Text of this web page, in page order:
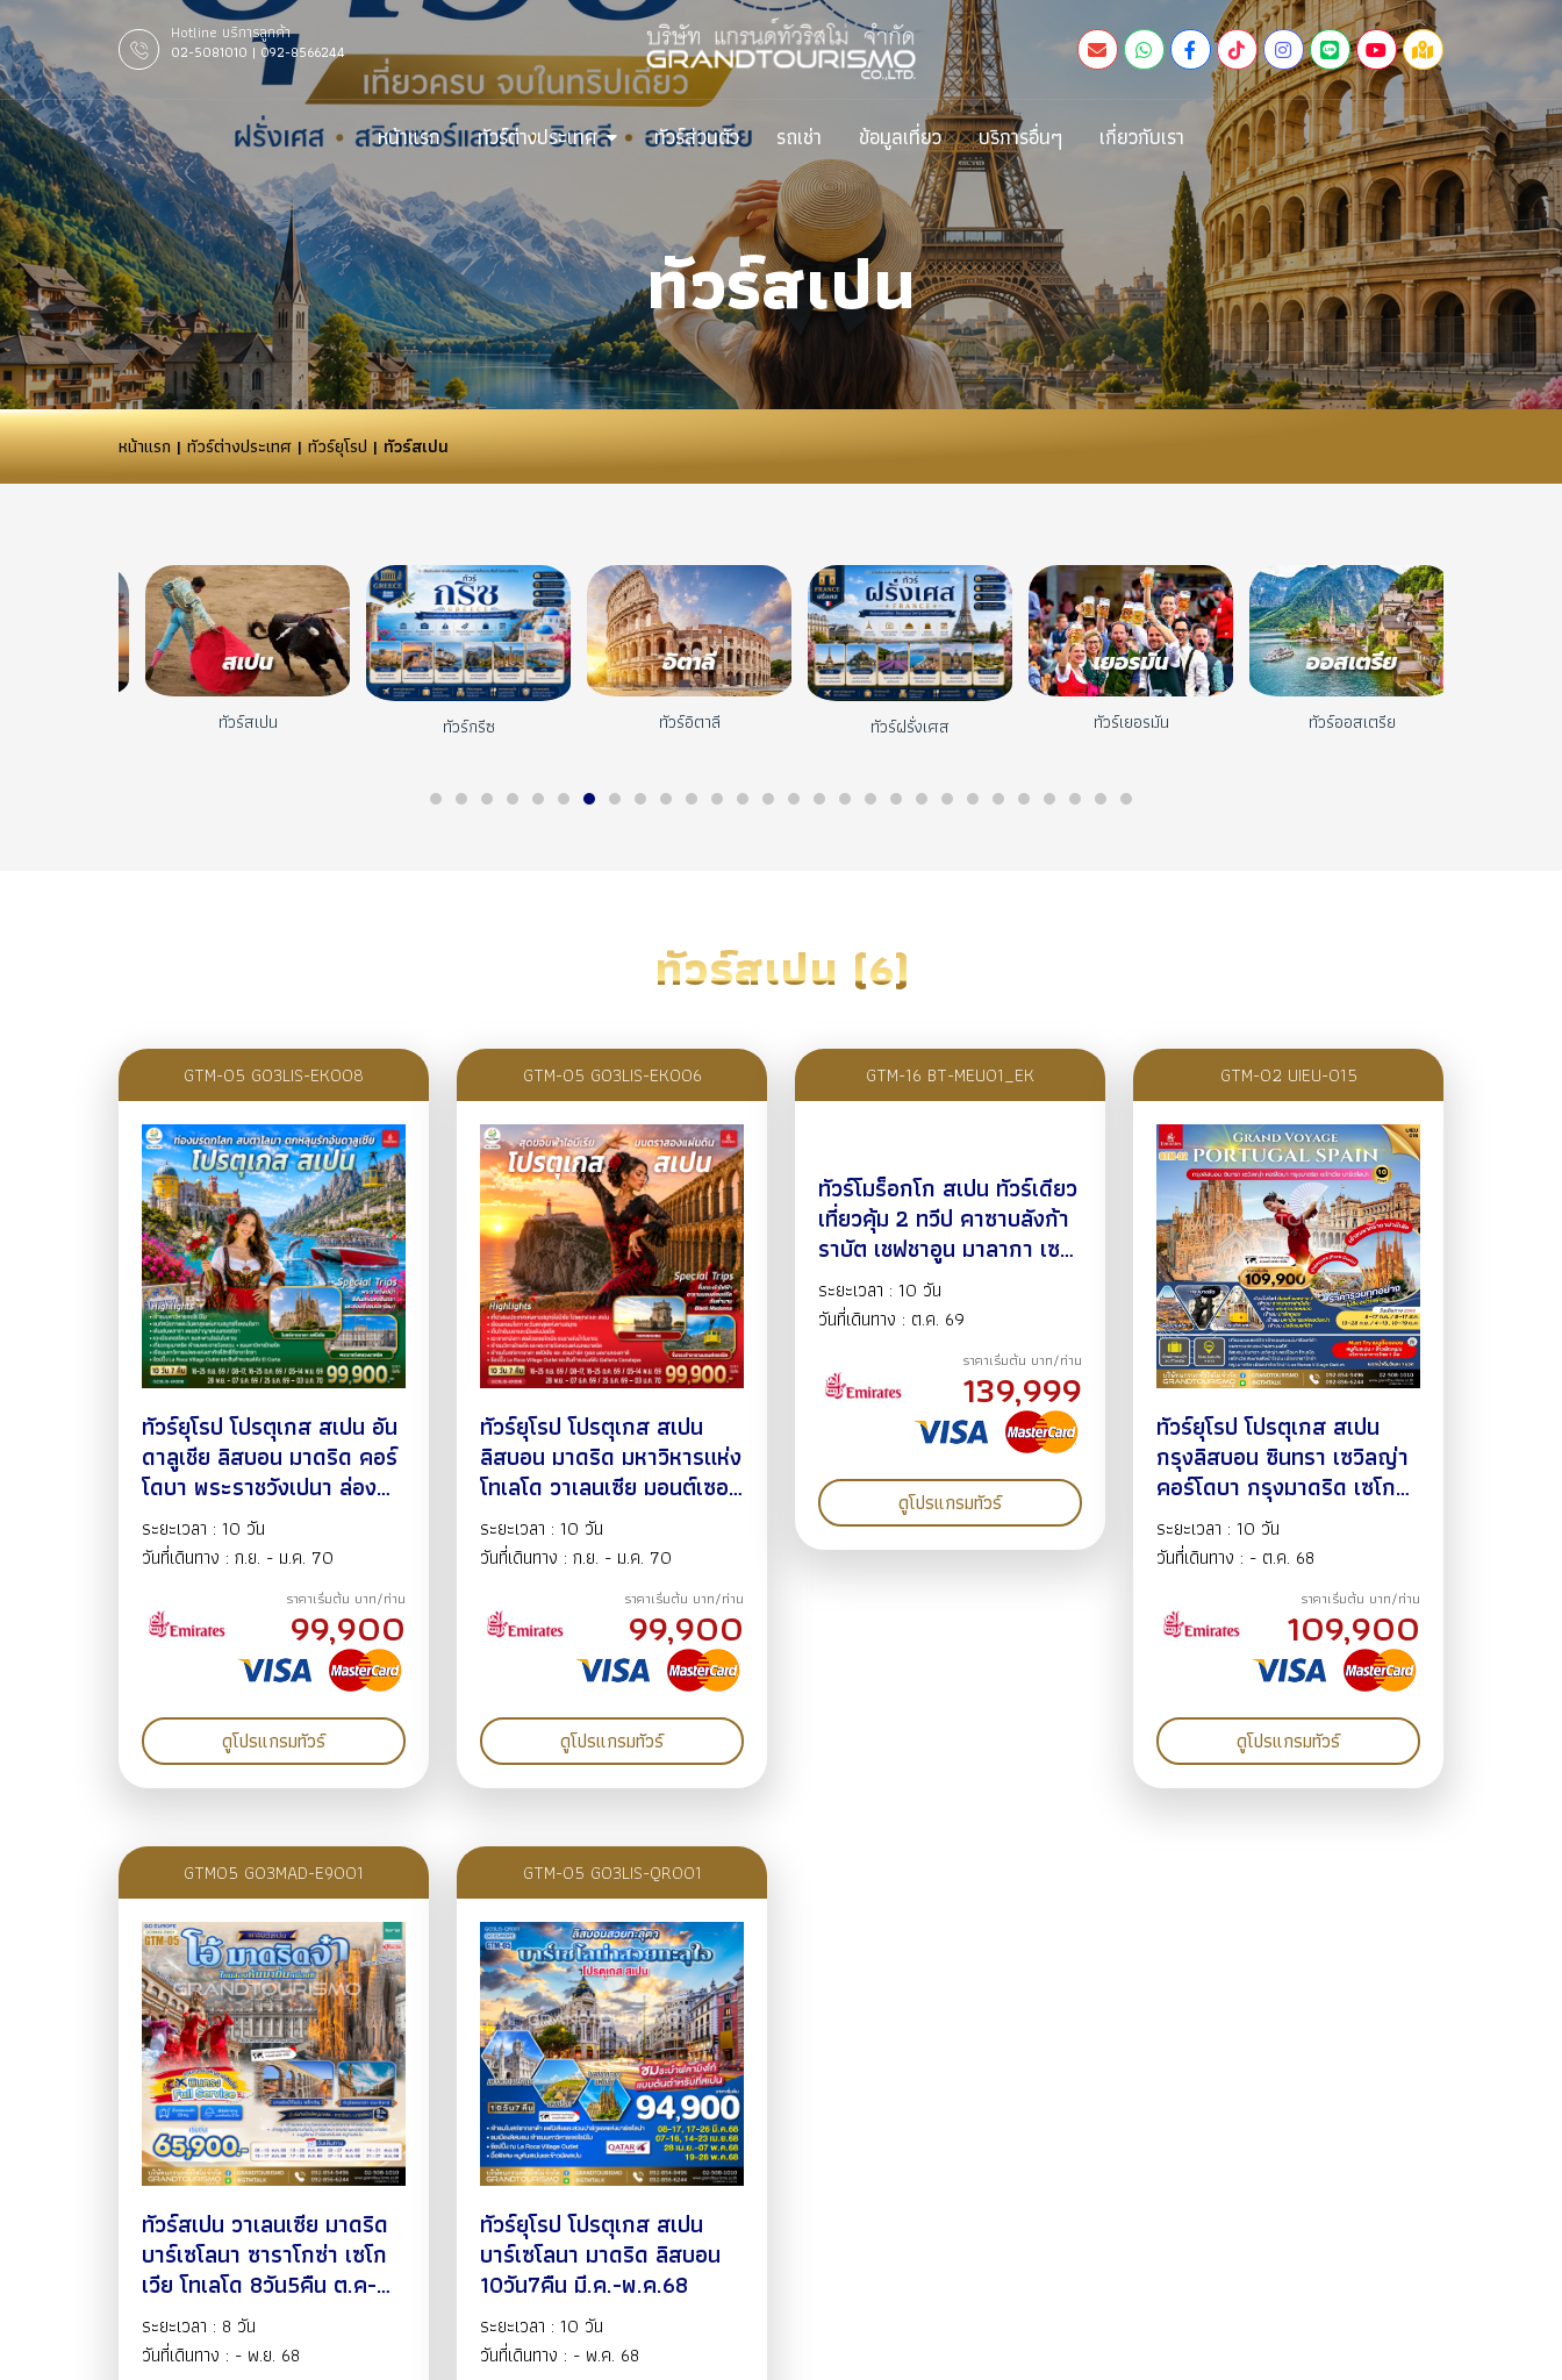
Hotline บริการลูกค้า
02-5081010 | 092-8566244
หน้าแรก ทัวร์ต่างประเทศ ทัวร์ส่วนตัว รถเช่า ข้อมูลเที่ยว บริการอื่นๆ เกี่ยวกับเรา
ทัวร์สเปน
หน้าแรก|ทัวร์ต่างประเทศ|ทัวร์ยุโรป| ทัวร์สเปน
ทัวร์สเปน ทัวร์กรีซ ทัวร์อิตาลี ทัวร์ฝรั่งเศส ทัวร์เยอรมัน ทัวร์ออสเตรีย
ทัวร์สเปน (6)
GTM-05 GO3LIS-EK008
ทัวร์ยุโรป โปรตุเกส สเปน อัน
ดาลูเชีย ลิสบอน มาดริด คอร์
โดบา พระราชวังเปนา ล่อง
เรือชมปลาโลมา มหาวิหารแห่ง
เมืองเซบิยา มอนต์เซอร์รัต
BY EK
ระยะเวลา : 10 วัน
วันที่เดินทาง : ก.ย. - ม.ค. 70
ราคาเริ่มต้น บาท/ท่าน
99,900
ดูโปรแกรมทัวร์
GTM-05 GO3LIS-EK006
ทัวร์ยุโรป โปรตุเกส สเปน
ลิสบอน มาดริด มหาวิหารแห่ง
โทเลโด วาเลนเซีย มอนต์เซอร์
รัต บาร์เซโลน่า โบสถ์ซากรา
ดาแฟมิเลีย สวนปาร์คกูเอล
EK
ระยะเวลา : 10 วัน
วันที่เดินทาง : ก.ย. - ม.ค. 70
ราคาเริ่มต้น บาท/ท่าน
99,900
ดูโปรแกรมทัวร์
GTM-16 BT-MEU01_EK
ทัวร์โมร็อกโก สเปน ทัวร์เดียว
เที่ยวคุ้ม 2 ทวีป คาซาบลังก้า
ราบัต เชฟชาอูน มาลากา เซบี
ยา คอร์โดบา มาดริด
10วัน7คืน ต.ค.69-ม.ค.70
ระยะเวลา : 10 วัน
วันที่เดินทาง : ต.ค. 69
ราคาเริ่มต้น บาท/ท่าน
139,999
ดูโปรแกรมทัวร์
GTM-02 UIEU-015
ทัวร์ยุโรป โปรตุเกส สเปน
กรุงลิสบอน ซินทรา เซวิลญ่า
คอร์โดบา กรุงมาดริด เซโก
เวีย บาร์เซโลน่า ระบำฟลา
แมงโก้ 10 วัน 7 คืน ก.ค.-
ระยะเวลา : 10 วัน
วันที่เดินทาง : - ต.ค. 68
ราคาเริ่มต้น บาท/ท่าน
109,900
ดูโปรแกรมทัวร์
GTM05 GO3MAD-E9001
ทัวร์สเปน วาเลนเซีย มาดริด
บาร์เซโลนา ซาราโกซ่า เซโก
เวีย โทเลโด 8วัน5คืน ต.ค-
พ.ย 68
ระยะเวลา : 8 วัน
วันที่เดินทาง : - พ.ย. 68
GTM-05 GO3LIS-QR001
ทัวร์ยุโรป โปรตุเกส สเปน
บาร์เซโลนา มาดริด ลิสบอน
10วัน7คืน มี.ค.-พ.ค.68
ระยะเวลา : 10 วัน
วันที่เดินทาง : - พ.ค. 68